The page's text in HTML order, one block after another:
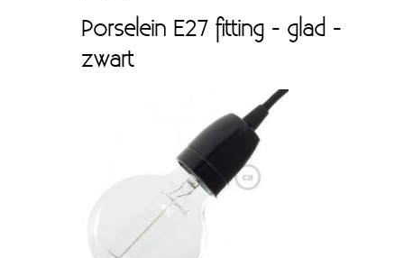
Schakelmateriaal inbouw
Deur- en raambeslag
Kapstokken & Haken
Porselein E27 fitting - glad -
zwart